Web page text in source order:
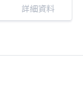
詳細資料